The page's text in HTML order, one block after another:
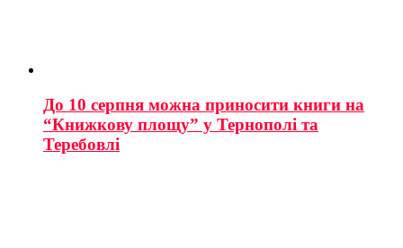
До 10 серпня можна приносити книги на
“Книжкову площу” у Тернополі та
Теребовлі